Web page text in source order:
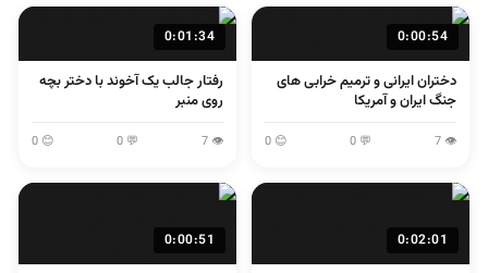
0:00:54
دختران ایرانی و ترمیم خرابی های
جنگ ایران و آمریکا
👁 7
💬 0
😊 0
0:01:34
رفتار جالب یک آخوند با دختر بچه
روی منبر
👁 7
💬 0
😊 0
0:02:01
0:00:51